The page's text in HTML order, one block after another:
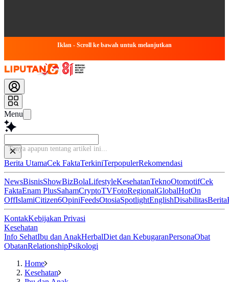
Iklan - Scroll ke bawah untuk melanjutkan
Menu
Berita UtamaCek FaktaTerkiniTerpopulerRekomendasi
NewsBisnisShowBizBolaLifestyleKesehatanTeknoOtomotifCek
FaktaEnam PlusSahamCryptoTVFotoRegionalGlobalHotOn
OffIslamiCitizen6OpiniFeedsOtosiaSpotlightEnglishDisabilitasBerita
KontakKebijakan Privasi
Kesehatan
Info SehatIbu dan AnakHerbalDiet dan KebugaranPersonaObat
ObatanRelationshipPsikologi
Home
Kesehatan